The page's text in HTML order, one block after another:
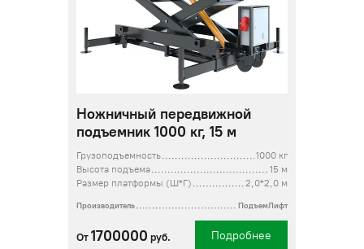
Ножничный передвижной
подъемник 1000 кг, 15 м
Грузоподъемность
1000 кг
Высота подъема
15 м
Размер платформы (Ш*Г)
2,0*2,0 м
Производитель ПодъемЛифт
От 1700000 руб. Подробнее